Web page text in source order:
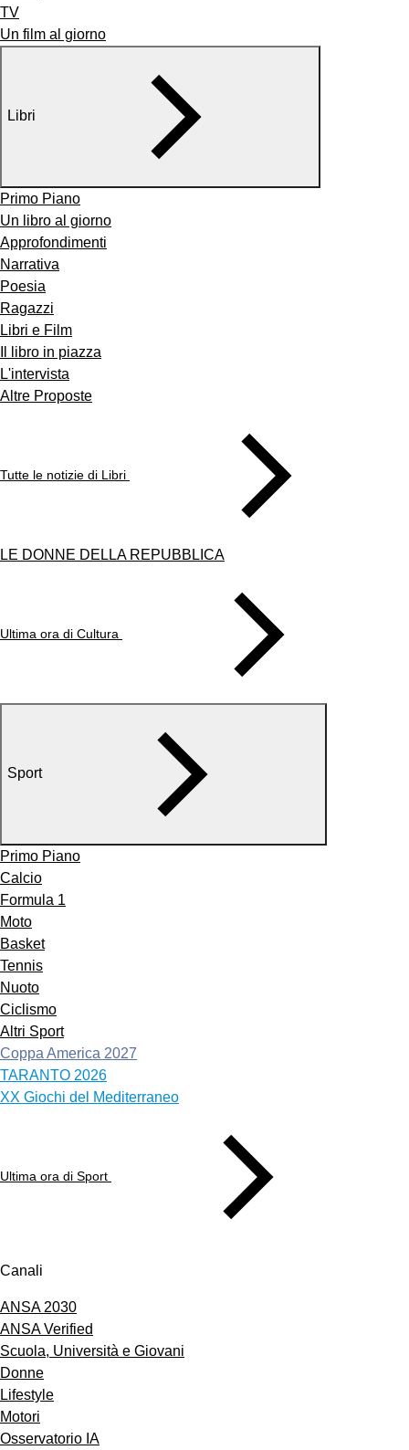
TV
Un film al giorno
Libri
Primo Piano
Un libro al giorno
Approfondimenti
Narrativa
Poesia
Ragazzi
Libri e Film
Il libro in piazza
L'intervista
Altre Proposte
Tutte le notizie di Libri
LE DONNE DELLA REPUBBLICA
Ultima ora di Cultura
Sport
Primo Piano
Calcio
Formula 1
Moto
Basket
Tennis
Nuoto
Ciclismo
Altri Sport
Coppa America 2027
TARANTO 2026
XX Giochi del Mediterraneo
Ultima ora di Sport
Canali
ANSA 2030
ANSA Verified
Scuola, Università e Giovani
Donne
Lifestyle
Motori
Osservatorio IA